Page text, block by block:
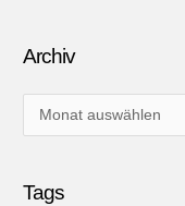
Archiv
r
Tags